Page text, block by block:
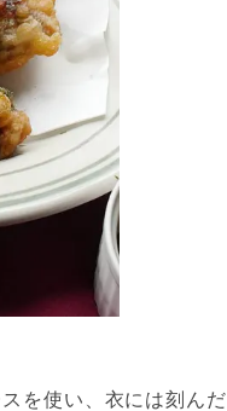
を使い、衣には刻んだ